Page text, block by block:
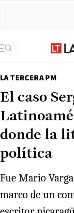
LA TERCERA PM
El caso
donde la
política
Fue Mario
marco de un